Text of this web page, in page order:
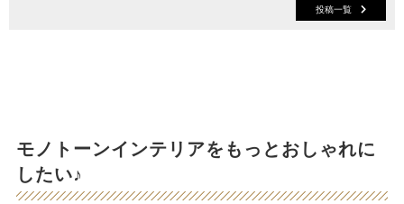
投稿一覧
モノトーンインテリアをもっとおしゃれに
したい♪